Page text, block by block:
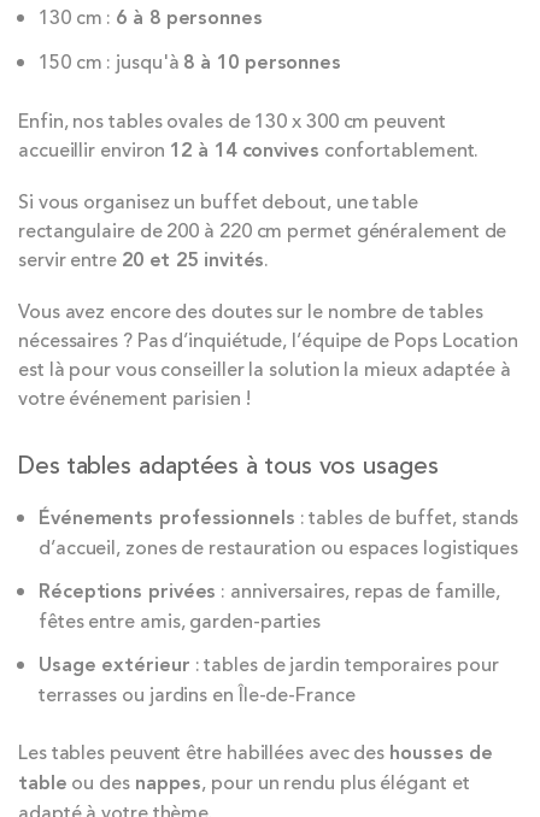
130 cm : 6 à 8 personnes
150 cm : jusqu'à 8 à 10 personnes
Enfin, nos tables ovales de 130 x 300 cm peuvent
accueillir environ 12 à 14 convives confortablement.
Si vous organisez un buffet debout, une table
rectangulaire de 200 à 220 cm permet généralement de
servir entre 20 et 25 invités.
Vous avez encore des doutes sur le nombre de tables
nécessaires ? Pas d’inquiétude, l’équipe de Pops Location
est là pour vous conseiller la solution la mieux adaptée à
votre événement parisien !
Des tables adaptées à tous vos usages
Événements professionnels : tables de buffet, stands
d’accueil, zones de restauration ou espaces logistiques
Réceptions privées : anniversaires, repas de famille,
fêtes entre amis, garden-parties
Usage extérieur : tables de jardin temporaires pour
terrasses ou jardins en Île-de-France
Les tables peuvent être habillées avec des housses de
table ou des nappes, pour un rendu plus élégant et